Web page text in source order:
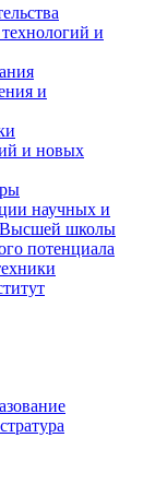
и
и
и новых
научных и
Высшей школы
потенциала